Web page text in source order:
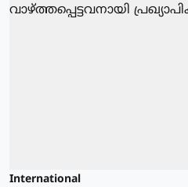
International